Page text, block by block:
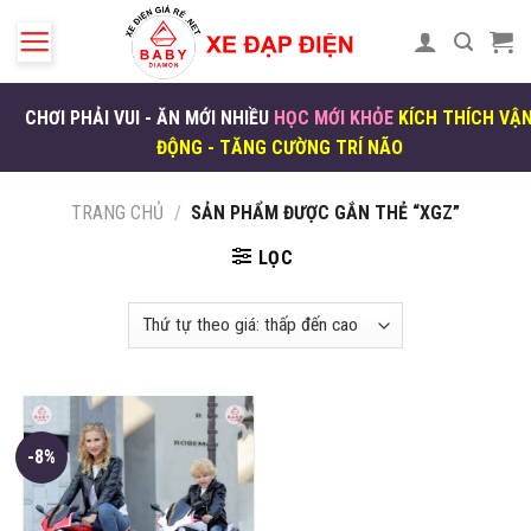
CHƠI PHẢI VUI - ĂN MỚI NHIỀU HỌC MỚI KHỎE KÍCH THÍCH
ĐỘNG - TĂNG CƯỜNG TRÍ NÃO
TRANG CHỦ / SẢN PHẨM ĐƯỢC GẮN THẺ “XGZ”
LỌC
-8%